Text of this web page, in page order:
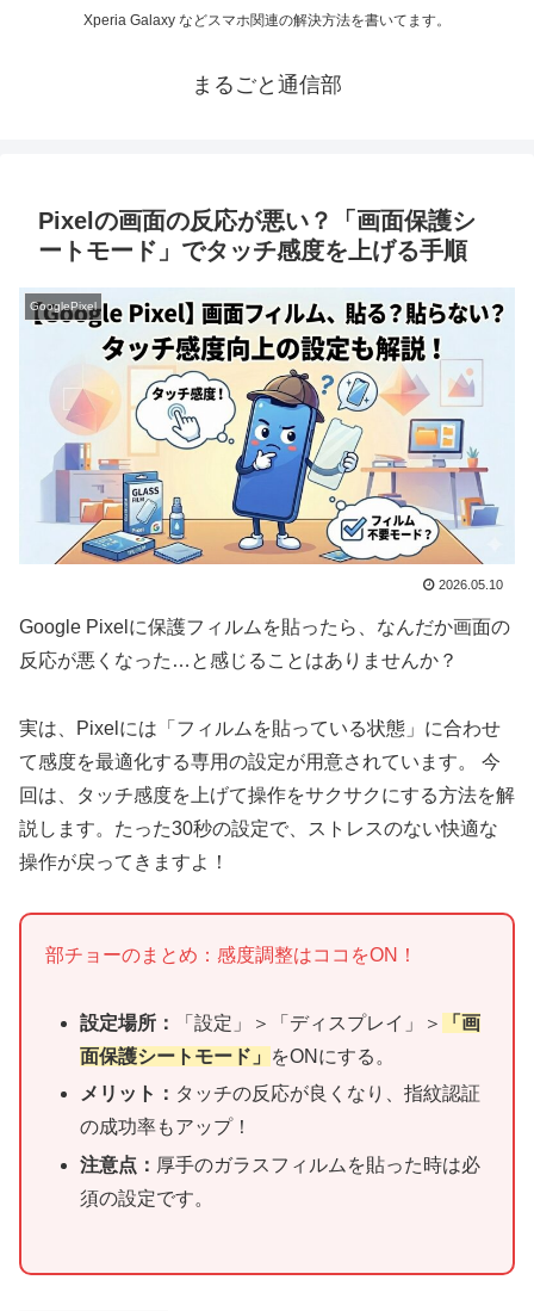
Xperia Galaxy などスマホ関連の解決方法を書いてます。
まるごと通信部
Pixelの画面の反応が悪い？「画面保護シ
ートモード」でタッチ感度を上げる手順
GooglePixel
2026.05.10
Google Pixelに保護フィルムを貼ったら、なんだか画面の
反応が悪くなった…と感じることはありませんか？
実は、Pixelには「フィルムを貼っている状態」に合わせ
て感度を最適化する専用の設定が用意されています。 今
回は、タッチ感度を上げて操作をサクサクにする方法を解
説します。たった30秒の設定で、ストレスのない快適な
操作が戻ってきますよ！
部チョーのまとめ：感度調整はココをON！
設定場所： 「設定」＞「ディスプレイ」＞
「画
面保護シートモード」
をONにする。
メリット： タッチの反応が良くなり、指紋認証
の成功率もアップ！
注意点： 厚手のガラスフィルムを貼った時は必
須の設定です。